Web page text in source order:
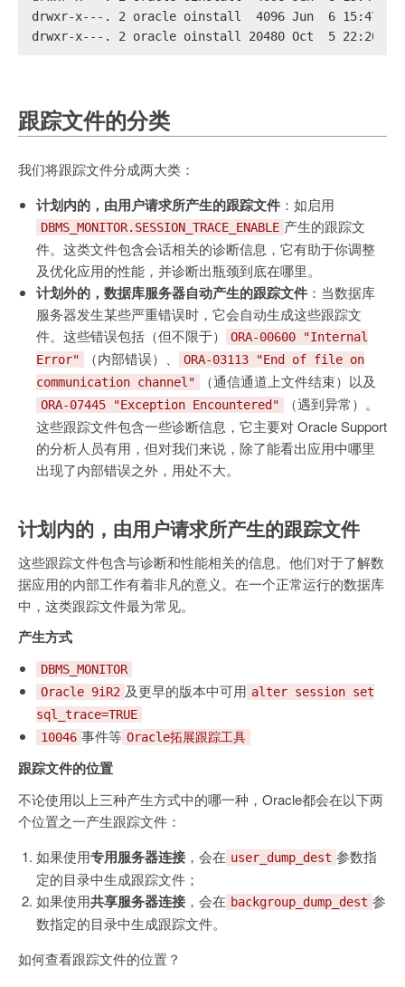
drwxr-x---. 2 oracle oinstall  4096 Jun  6 15:47
drwxr-x---. 2 oracle oinstall 20480 Oct  5 22:20
跟踪文件的分类
我们将跟踪文件分成两大类：
计划内的，由用户请求所产生的跟踪文件 ：如启用
DBMS_MONITOR.SESSION_TRACE_ENABLE 产生的跟踪文
件。这类文件包含会话相关的诊断信息，它有助于你调整
及优化应用的性能，并诊断出瓶颈到底在哪里。
计划外的，数据库服务器自动产生的跟踪文件 ：当数据库
服务器发生某些严重错误时，它会自动生成这些跟踪文
件。这些错误包括（但不限于）
ORA-00600 "Internal
Error"
（内部错误）、
ORA-03113 "End of file on
communication channel"
（通信通道上文件结束）以及
ORA-07445 "Exception Encountered"
（遇到异常）。
这些跟踪文件包含一些诊断信息，它主要对 Oracle Support
的分析人员有用，但对我们来说，除了能看出应用中哪里
出现了内部错误之外，用处不大。
计划内的，由用户请求所产生的跟踪文件
这些跟踪文件包含与诊断和性能相关的信息。他们对于了解数
据应用的内部工作有着非凡的意义。在一个正常运行的数据库
中，这类跟踪文件最为常见。
产生方式
DBMS_MONITOR
Oracle 9iR2 及更早的版本中可用 alter session set
sql_trace=TRUE
10046 事件等 Oracle拓展跟踪工具
跟踪文件的位置
不论使用以上三种产生方式中的哪一种，Oracle都会在以下两
个位置之一产生跟踪文件：
如果使用专用服务器连接 ，会在 user_dump_dest 参数指
定的目录中生成跟踪文件；
如果使用共享服务器连接 ，会在 backgroup_dump_dest 参
数指定的目录中生成跟踪文件。
如何查看跟踪文件的位置？